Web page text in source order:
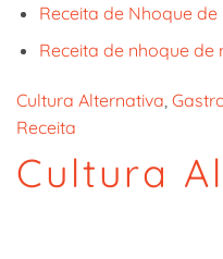
Receita de Nhoque
Receita de nhoque de
Cultura Alternativa
Receita
Cultura